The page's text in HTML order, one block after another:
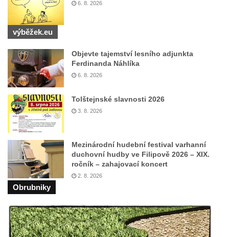
nádvoří kláštera dominikánů v Českých
Budějovicích
kláštera dominikánů v Českých
Budějovicích
Socha svatého Josefa na nádvoří kláštera
dominikánů v Českých Budějovicích
Socha svaté Anny na nádvoří kláštera
dominikánů v Českých Budějovicích
Socha svatého Dominika na nádvoří
kláštera dominikánů v Českých
Budějovicích
Sousoší Kalvárie před klášterem
Českých Budějovicích
Socha svatého Václava u pramene v
6. 8. 2026
výběžek.eu
Objevte tajemství lesního adjunkta
Ferdinanda Náhlíka
6. 8. 2026
Tolštejnské slavnosti 2026
3. 8. 2026
Mezinárodní hudební festival varhanní
duchovní hudby ve Filipově 2026 – XIX.
ročník – zahajovací koncert
2. 8. 2026
Obrubniky